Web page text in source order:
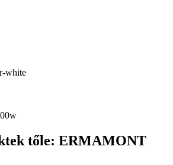
white
tőle: ERMAMONT